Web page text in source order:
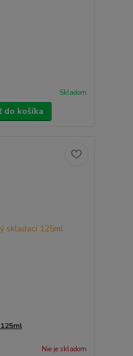
Skladom
do košíka
Nie je skladom